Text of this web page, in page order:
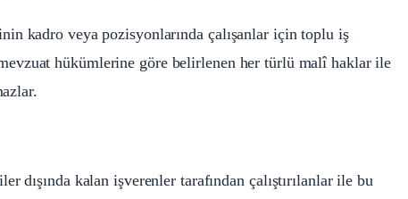
kadro veya pozisyonlarında çalışanlar için toplu iş
hükümlerine göre belirlenen her türlü malî haklar ile
kalan işverenler tarafından çalıştırılanlar ile bu